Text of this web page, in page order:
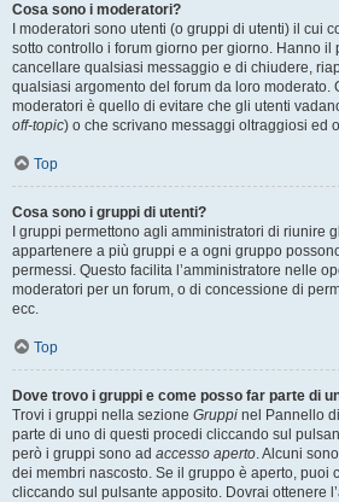
Cosa sono i moderatori?
I moderatori sono utenti (o gruppi di utenti) il cui
sotto controllo i forum giorno per giorno. Hanno il
cancellare qualsiasi messaggio e di chiudere,
qualsiasi argomento del forum da loro moderato.
moderatori è quello di evitare che gli utenti
off-topic) o che scrivano messaggi oltraggiosi ed
Top
Cosa sono i gruppi di utenti?
I gruppi permettono agli amministratori di riunire
appartenere a più gruppi e a ogni gruppo
permessi. Questo facilita l’amministratore nelle
moderatori per un forum, o di concessione di
ecc.
Top
Dove trovo i gruppi e come posso far parte di
Trovi i gruppi nella sezione Gruppi nel Pannello
parte di uno di questi procedi cliccando sul
però i gruppi sono ad accesso aperto. Alcuni
dei membri nascosto. Se il gruppo è aperto, puoi
cliccando sul pulsante apposito. Dovrai ottenere